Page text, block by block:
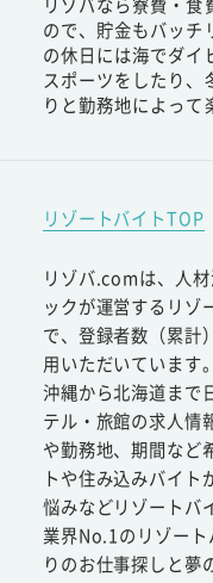
ので、貯金もバッチ
の休日には海でダイ
スポーツをしたり、
りと勤務地によって
リゾートバイトTOP
リゾバ.comは、人
ックが運営するリゾ
で、登録者数（累計
用いただいています。
沖縄から北海道まで
テル・旅館の求人情
や勤務地、期間など
トや住み込みバイト
悩みなどリゾートバ
業界No.1のリゾー
りのお仕事探しと夢